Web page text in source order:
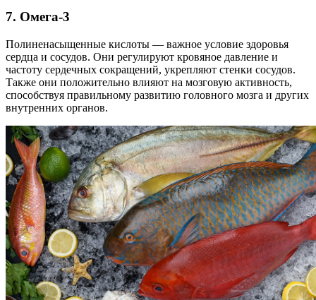
7. Омега-3
Полиненасыщенные кислоты — важное условие здоровья
сердца и сосудов. Они регулируют кровяное давление и
частоту сердечных сокращений, укрепляют стенки сосудов.
Также они положительно влияют на мозговую активность,
способствуя правильному развитию головного мозга и других
внутренних органов.